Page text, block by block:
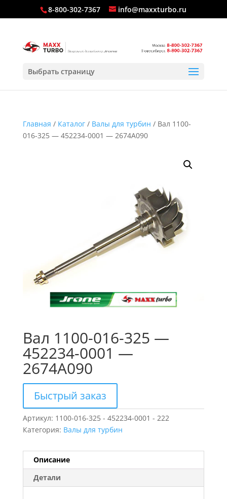
8-800-302-7367 info@maxxturbo.ru
Выбрать страницу
Главная / Каталог/ Валы для турбин / Вал 1100-
016-325 — 452234-0001 — 2674A090
Вал 1100-016-325 —
452234-0001 —
2674A090
Быстрый заказ
Артикул: 1100-016-325 - 452234-0001 - 222
Категория: Валы для турбин
Описание
Детали